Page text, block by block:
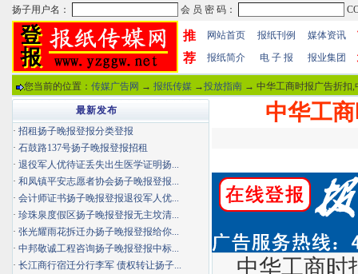
推
荐
网站首页 报纸刊例 媒体资讯
报纸简介 电 子 报 报业集团
您当前的位置： 传媒广告网 → 报纸传媒 →投放指南 → 中华工商时报广告折扣,
中华工
中华工商时
最新发布
· 招租扬子晚报登报分类登报
· 石鼓路137号扬子晚报登报招租
· 退役军人优待证丢失出生医学证明扬...
· 和凤镇平安志愿者协会扬子晚报登报...
· 会计师证书扬子晚报登报退役军人优...
· 珍珠泉度假区扬子晚报登报无主坟清...
· 张光耀雨花拆迁办扬子晚报登报给你...
· 中邦敬诚工程咨询扬子晚报登报中标...
· 长江商行宿迁分行李军 债权转让扬子...